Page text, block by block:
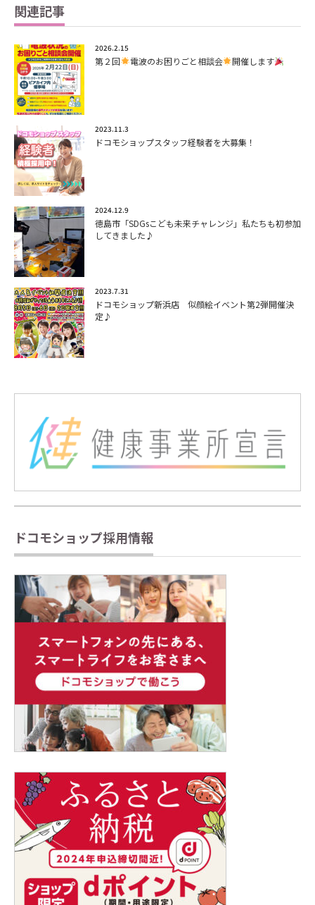
関連記事
2026.2.15
第２回 電波のお困りごと相談会 開催します
2023.11.3
ドコモショップスタッフ経験者を大募集！
2024.12.9
徳島市「SDGsこども未来チャレンジ」私たちも初参加
してきました♪
2023.7.31
ドコモショップ新浜店 似顔絵イベント第2弾開催決
定♪
ドコモショップ採用情報